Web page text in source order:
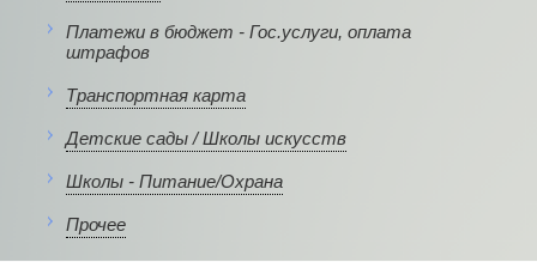
Платежи в бюджет - Гос.услуги, оплата
штрафов
Транспортная карта
Детские сады / Школы искусств
Школы - Питание/Охрана
Прочее